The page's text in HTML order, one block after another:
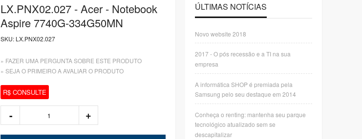
LX.PNX02.027 - Acer - Notebook
Aspire 7740G-334G50MN
SKU: LX.PNX02.027
» FAZER UMA PERGUNTA SOBRE ESTE PRODUTO
» SEJA O PRIMEIRO A AVALIAR O PRODUTO
R$ CONSULTE
ÚLTIMAS NOTÍCIAS
Novo website 2018
2017 - O pós recessão e a TI na sua
empresa
A informática SHOP é premiada pela
Samsung pelo seu destaque em 2014
Conheça o renting: mantenha seu parque
tecnológico atualizado sem se
descapitalizar